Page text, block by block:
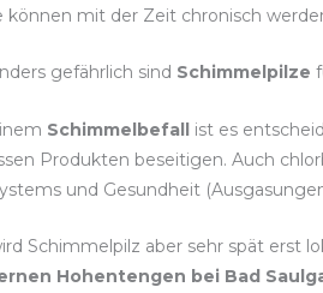
können mit der Zeit chronisch
gefährlich sind Schimmelpilze
Schimmelbefall ist es
Produkten beseitigen. Auch
und Gesundheit
Schimmelpilz aber sehr spät erst
Hohentengen bei Bad